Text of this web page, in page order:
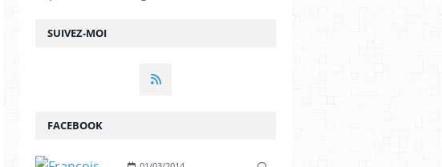
SUIVEZ-MOI
FACEBOOK